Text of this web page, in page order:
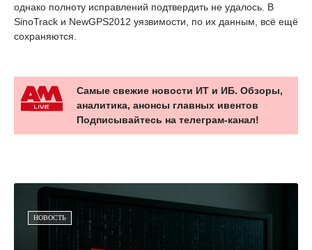
однако полноту исправлений подтвердить не удалось. В
SinoTrack и NewGPS2012 уязвимости, по их данным, всё ещё
сохраняются.
Самые свежие новости ИТ и ИБ. Обзоры,
аналитика, анонсы главных ивентов
Подписывайтесь на телеграм-канал!
НОВОСТЬ